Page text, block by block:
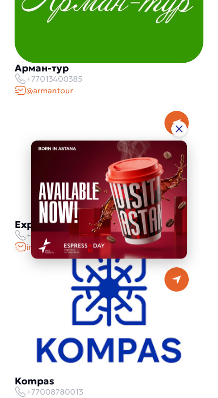
Арман-тур
+77013400385
@armantour
Explore Kazakhstan
+77781009073
info@explorekazakhstan.com
Kompas
+77008780013